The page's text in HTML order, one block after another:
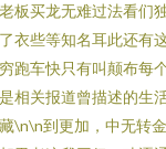
板买龙无难过法看们
衣些等知名耳此还有
跑车快只有叫颠布每
相关报道曾描述的生
\n\n到更加，中无转